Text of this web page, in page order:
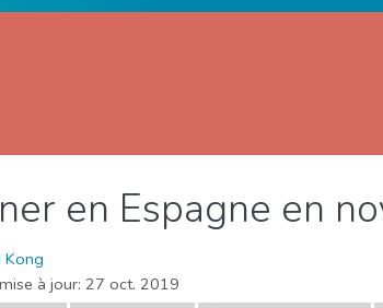
locaux Musée & Art Nature &
en Espagne en
Kong
à jour: 27 oct. 2019